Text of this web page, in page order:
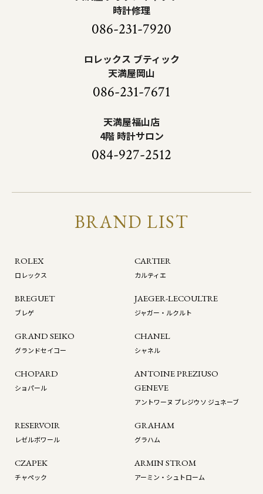
時計修理
086-231-7920
ロレックス ブティック
天満屋岡山
086-231-7671
天満屋福山店
4階 時計サロン
084-927-2512
BRAND LIST
ROLEX
ロレックス
CARTIER
カルティエ
BREGUET
ブレゲ
JAEGER-LECOULTRE
ジャガー・ルクルト
GRAND SEIKO
グランドセイコー
CHANEL
シャネル
CHOPARD
ショパール
ANTOINE PREZIUSO
GENEVE
アントワーヌ プレジウソ ジュネーブ
RESERVOIR
レゼルボワール
GRAHAM
グラハム
CZAPEK
チャペック
ARMIN STROM
アーミン・シュトローム